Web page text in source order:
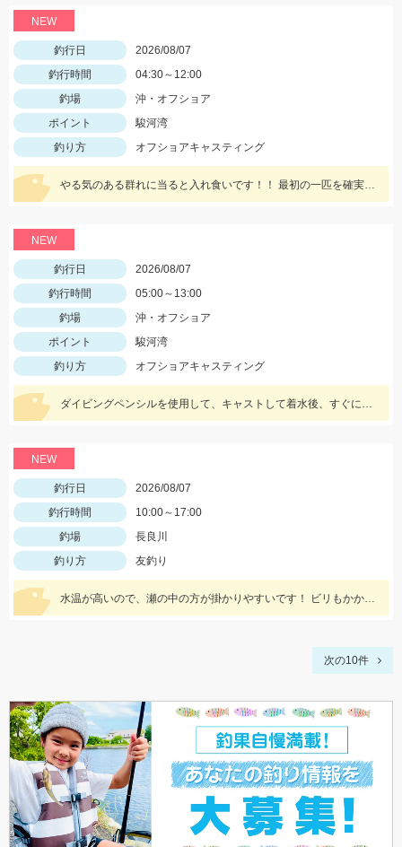
NEW
釣行日
2026/08/07
釣行時間
04:30～12:00
釣場
沖・オフショア
ポイント
駿河湾
釣り方
オフショアキャスティング
やる気のある群れに当ると入れ食いです！！ 最初の一匹を確実に掛けて船べりに寄せてくることで船の周りがシイラだらけになり船中お祭り騒ぎになります！！
NEW
釣行日
2026/08/07
釣行時間
05:00～13:00
釣場
沖・オフショア
ポイント
駿河湾
釣り方
オフショアキャスティング
ダイビングペンシルを使用して、キャストして着水後、すぐにアクションを始めると見切られ難く、ヒット率が上がります。
NEW
釣行日
2026/08/07
釣行時間
10:00～17:00
釣場
長良川
釣り方
友釣り
水温が高いので、瀬の中の方が掛かりやすいです！ ビリもかかりますが、オトリになるサイズが大半なので、オトリを循環して数を伸ばしましょう！
次の10件